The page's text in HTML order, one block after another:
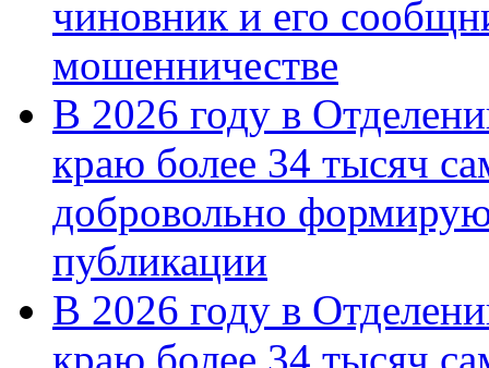
чиновник и его
мошенничестве
В 2026 году в
краю более 34 тысяч
добровольно
публикации
В 2026 году в